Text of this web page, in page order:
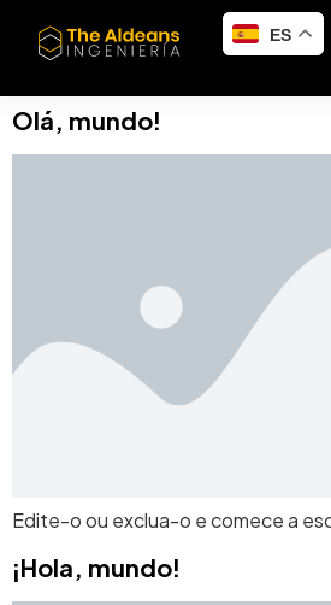
ES
Olá, mundo!
Edite-o ou exclua-o e comece a
¡Hola, mundo!